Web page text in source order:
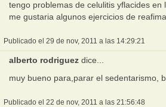
tengo problemas de celulitis yflacides en
me gustaria algunos ejercicios de
Publicado el 29 de nov, 2011 a las 14:29:21
alberto rodriguez dice...
muy bueno para,parar el sedentarismo,
Publicado el 22 de nov, 2011 a las 21:56:48